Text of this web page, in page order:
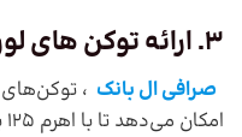
3. ارائه توکن‌ های لوریج‌ دار یا اهرمی
صرافی ال بانک ،
امکان می‌دهد تا با اهرم 125 برابری، معامله کنید.